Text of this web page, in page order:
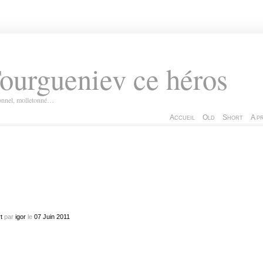
ce héros
molletonné…
Accueil Old Short A
par igorle 07 Juin 2011